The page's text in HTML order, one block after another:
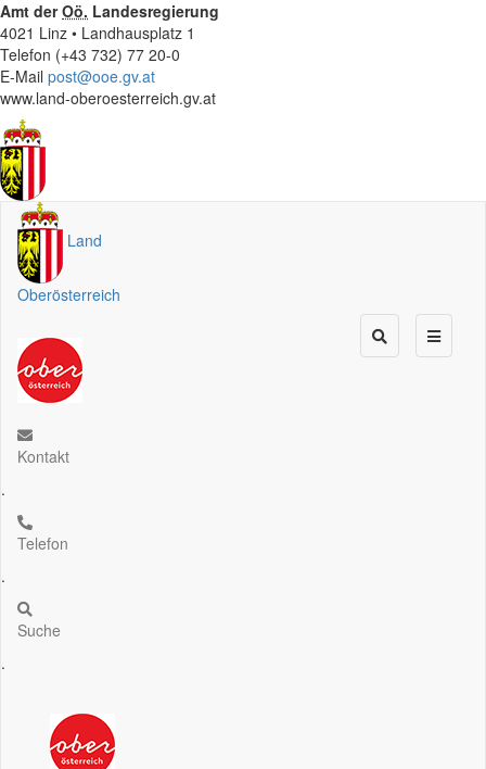
Amt derOö. Landesregierung
4021 Linz • Landhausplatz 1
Telefon (+43 732) 77 20-0
E-Mail post@ooe.gv.at
www.land-oberoesterreich.gv.at
Land
Oberösterreich
Kontakt
.
Telefon
.
Suche
.